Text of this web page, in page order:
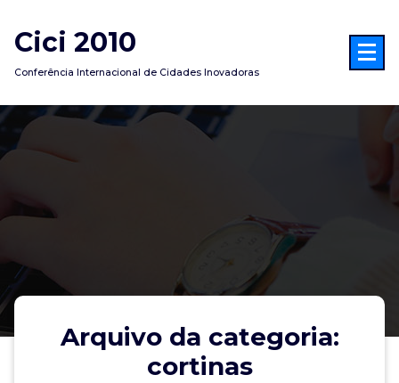
para
conteúdo
Cici 2010
Conferência Internacional de Cidades Inovadoras
Arquivo da categoria:
cortinas